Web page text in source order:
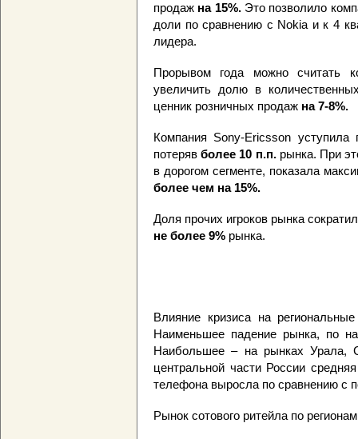
продаж на 15%. Это позволило
доли по сравнению с Nokia и к 4
лидера.
Прорывом года можно считать
увеличить долю в
ценник розничных продаж на 7-8%.
Компания Sony-Ericsson
потерявболее 10 п.п.рынка. При
в дорогом сегменте, показала
более чем на 15%.
Доля прочих игроков рынка
не более 9% рынка.
Влияние кризиса на
Наименьшее падение рынка, по
Наибольшее – на рынках Урала,
центральной части России
телефона выросла по сравнению с
Рынок сотового ритейла по